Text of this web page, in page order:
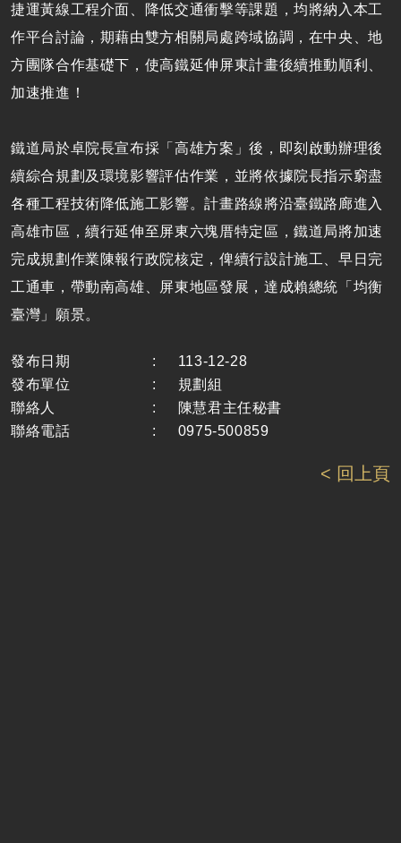
捷運黃線工程介面、降低交通衝擊等課題，均將納入本工
作平台討論，期藉由雙方相關局處跨域協調，在中央、地
方團隊合作基礎下，使高鐵延伸屏東計畫後續推動順利、
加速推進！
鐵道局於卓院長宣布採「高雄方案」後，即刻啟動辦理後
續綜合規劃及環境影響評估作業，並將依據院長指示窮盡
各種工程技術降低施工影響。計畫路線將沿臺鐵路廊進入
高雄市區，續行延伸至屏東六塊厝特定區，鐵道局將加速
完成規劃作業陳報行政院核定，俾續行設計施工、早日完
工通車，帶動南高雄、屏東地區發展，達成賴總統「均衡
臺灣」願景。
發布日期 :
113-12-28
發布單位
:
規劃組
聯絡人
:
陳慧君主任秘書
聯絡電話
: 0975-500859
< 回上頁